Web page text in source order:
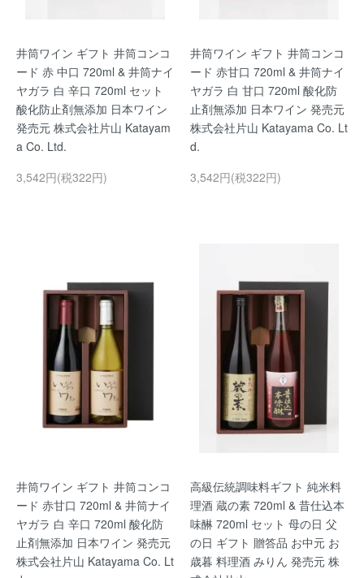
井筒ワイン ギフト 井筒コンコ
ード 赤 中口 720ml & 井筒ナイ
ヤガラ 白 辛口 720ml セット
酸化防止剤無添加 日本ワイン
発売元 株式会社片山 Katayam
a Co. Ltd.
3,542円(税322円)
井筒ワイン ギフト 井筒コンコ
ード 赤甘口 720ml & 井筒ナイ
ヤガラ 白 甘口 720ml 酸化防
止剤無添加 日本ワイン 発売元
株式会社片山 Katayama Co. Lt
d.
3,542円(税322円)
井筒ワイン ギフト 井筒コンコ
ード 赤甘口 720ml & 井筒ナイ
ヤガラ 白 辛口 720ml 酸化防
止剤無添加 日本ワイン 発売元
株式会社片山 Katayama Co. Lt
高級伝統調味料ギフト 純米料
理酒 蔵の素 720ml & 昔仕込本
味醂 720ml セット 母の日 父
の日 ギフト 贈答品 お中元 お
歳暮 料理酒 みりん 発売元 株